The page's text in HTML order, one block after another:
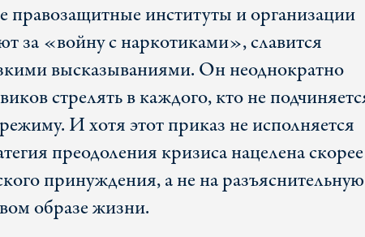
правозащитные институты и организации
за «войну с наркотиками», славится
высказываниями. Он неоднократно
стрелять в каждого, кто не
И хотя этот приказ не исполняется
преодоления кризиса нацелена
принуждения, а не на разъяснительную
образе жизни.